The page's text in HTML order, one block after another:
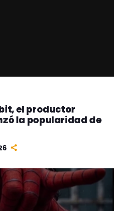
el productor
la popularidad de